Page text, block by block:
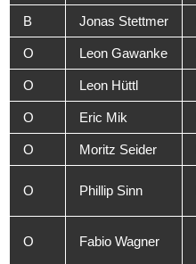
B Jonas Stettmer
O Leon Gawanke
O Leon Hüttl
O Eric Mik
O Moritz Seider
O Phillip Sinn
O Fabio Wagner